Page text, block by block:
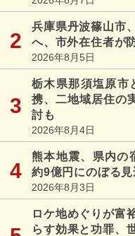
兵庫県丹波篠山市
へ、市外在住者が
2026年8月5日
栃木県那須塩原市
携、二地域居住の
討も
2026年8月4日
熊本地震、県内の
約9億円にのぼる見
2026年8月3日
ロケ地めぐりが富
らす効果と功罪、